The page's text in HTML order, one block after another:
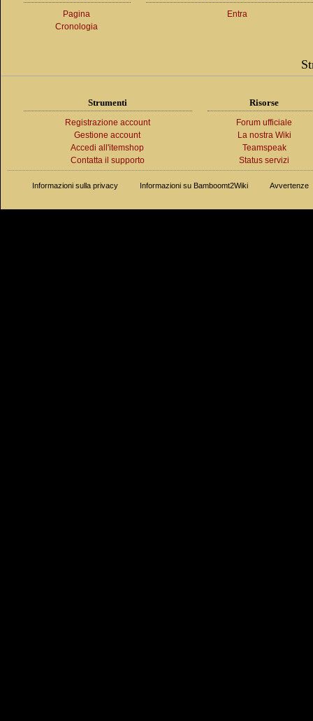
Pagina
Cronologia
Entra
Strumenti
Registrazione account
Gestione account
Accedi all'itemshop
Contatta il supporto
Risorse
Forum ufficiale
La nostra Wiki
Teamspeak
Status servizi
Informazioni sulla privacy Informazioni su Bamboomt2Wiki Avvertenze